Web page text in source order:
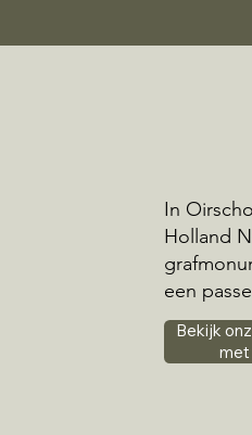
In
Holland
een
Bekijk
met